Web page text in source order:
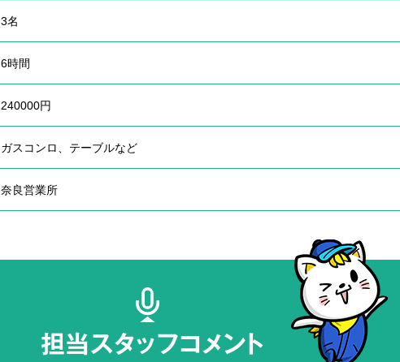
3名
6時間
240000円
ガスコンロ、テーブルなど
奈良営業所
担当スタッフコメント